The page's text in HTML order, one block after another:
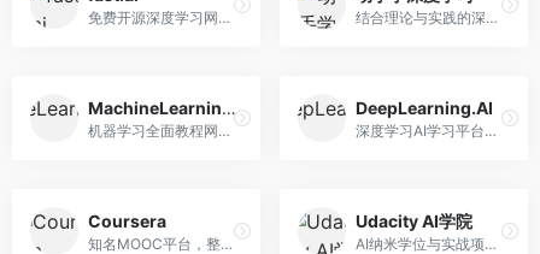
免费开源深度学习网站，专注于实用AI教学。面向开发者，提供免费深度学习课程、实战项目、代码库等资源，学习门槛低。 结合理论与实践的深度学习教材，专注于代码驱动学习。面向学生和开发者，提供深度学习理论、代码实现、练习题等资源，学习体验好。
MachineLearningMastery
机器学习全面教程网站，专注于实用技能教学。面向开发者，提供机器学习算法、Python实现、项目实战等教程，实用性强。
DeepLearning.AI
深度学习AI学习平台，由吴恩达创立。面向AI学习者，提供深度学习专项课程、AI新闻、技术社区等资源，课程质量权威。
Coursera
知名MOOC平台，整合全球顶尖大学课程资源。面向学习者，提供AI、机器学习、深度学习等课程，证书认可度高，课程质量专业。
Udacity AI学院
AI纳米学位与实战项目平台，专注于职业导向学习。面向AI从业者，提供机器学习、深度学习、计算机视觉等纳米学位，项目实战性强。